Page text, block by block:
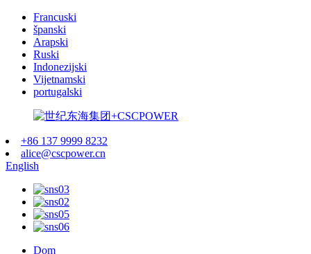
Francuski
španski
Arapski
Ruski
Indonezijski
Vijetnamski
portugalski
+86 137 9999 8232
alice@cscpower.cn
English
Dom